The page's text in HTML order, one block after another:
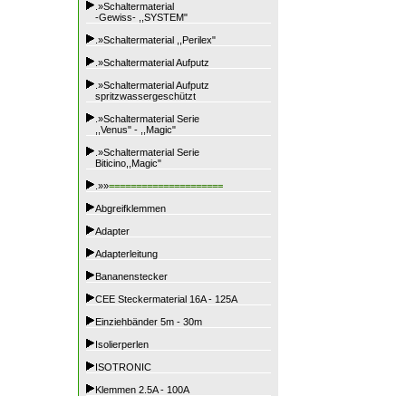
.»Schaltermaterial
-Gewiss- ,,SYSTEM"
.»Schaltermaterial ,,Perilex"
.»Schaltermaterial Aufputz
.»Schaltermaterial Aufputz
spritzwassergeschützt
.»Schaltermaterial Serie
,,Venus" - ,,Magic"
.»Schaltermaterial Serie
Biticino,,Magic"
.»»=====================
Abgreifklemmen
Adapter
Adapterleitung
Bananenstecker
CEE Steckermaterial 16A - 125A
Einziehbänder 5m - 30m
Isolierperlen
ISOTRONIC
Klemmen 2.5A - 100A